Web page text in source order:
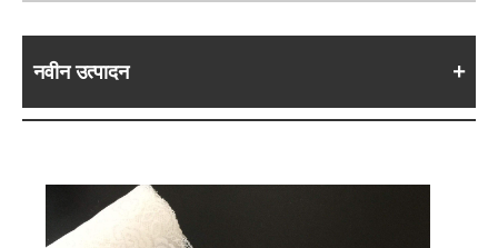
नवीन उत्पादन